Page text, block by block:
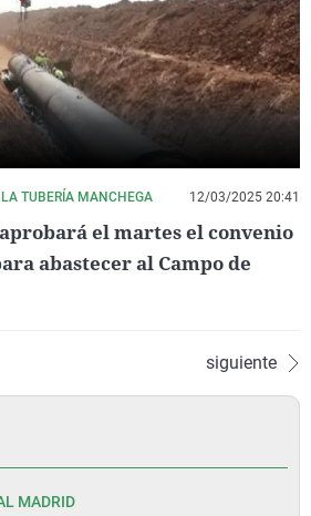
TUBERÍA MANCHEGA 12/03/2025 20:41
el martes el convenio
abastecer al Campo de
siguiente
MADRID